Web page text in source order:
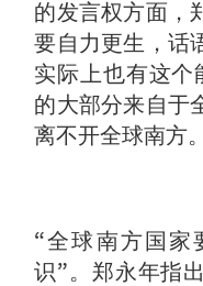
的发言权方面，
要自力更生，话
实际上也有这个
的大部分来自于
离不开全球南方
“全球南方国家
识”。郑永年指